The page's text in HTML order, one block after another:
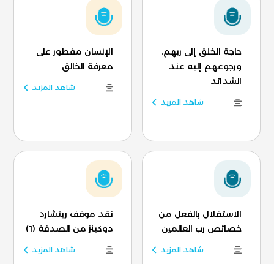
حاجة الخلق إلى ربهم،
ورجوعهم إليه عند
الشدائد
شاهد المزيد
الإنسان مفطور على
معرفة الخالق
شاهد المزيد
الاستقلال بالفعل من
خصائص رب العالمين
شاهد المزيد
نقد موقف ريتشارد
دوكينز من الصدفة (1)
شاهد المزيد